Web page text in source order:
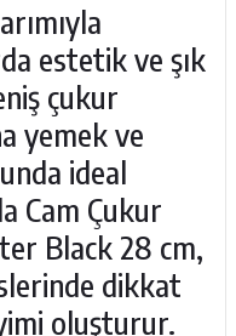
estetik ve şık
çukur
yemek ve
ideal
Cam Çukur
Black 28 cm,
dikkat
oluşturur.